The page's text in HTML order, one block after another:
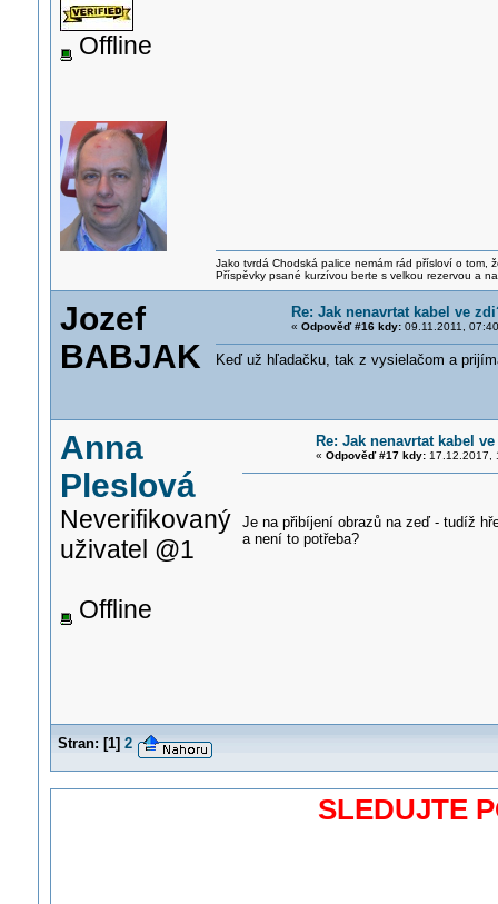
Offline
Jako tvrdá Chodská palice nemám rád přísloví o tom,
Příspěvky psané kurzívou berte s velkou rezervou a
Jozef
BABJAK
Re: Jak nenavrtat kabel ve
« Odpověď #16 kdy:09.11.2011,
Keď už hľadačku, tak z vysielačom a
Anna
Pleslová
Neverifikovaný
uživatel @1
Offline
Re: Jak nenavrtat kabel
« Odpověď #17 kdy:17.12.2017,
Je na přibíjení obrazů na zeď - tudíž
a není to potřeba?
Stran: [1] 2
SLEDUJTE